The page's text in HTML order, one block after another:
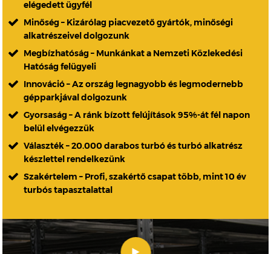
elégedett ügyfél
Minőség – Kizárólag piacvezető gyártók, minőségi
alkatrészeivel dolgozunk
Megbízhatóság – Munkánkat a Nemzeti Közlekedési
Hatóság felügyeli
Innováció – Az ország legnagyobb és legmodernebb
gépparkjával dolgozunk
Gyorsaság – A ránk bízott felújítások 95%-át fél napon
belül elvégezzük
Választék – 20.000 darabos turbó és turbó alkatrész
készlettel rendelkezünk
Szakértelem – Profi, szakértő csapat több, mint 10 év
turbós tapasztalattal